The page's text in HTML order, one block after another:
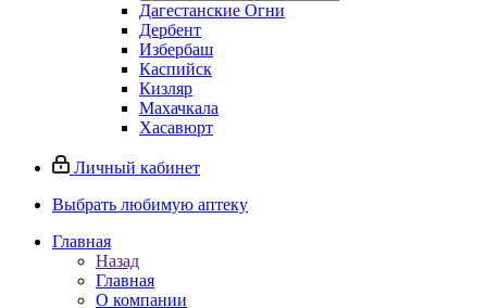
Дагестанские Огни
Дербент
Избербаш
Каспийск
Кизляр
Махачкала
Хасавюрт
Личный кабинет
Выбрать любимую аптеку
Главная
Назад
Главная
О компании